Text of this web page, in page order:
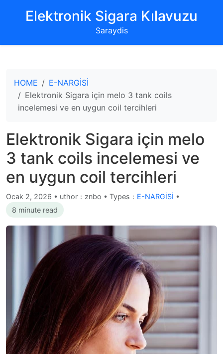
‌Elektronik Sigara Kılavuzu‌
Saraydis
HOME
E-NARGİSİ
Elektronik Sigara için melo 3 tank coils
incelemesi ve en uygun coil tercihleri
Elektronik Sigara için melo
3 tank coils incelemesi ve
en uygun coil tercihleri
Ocak 2, 2026 • uthor：znbo • Types： E-NARGİSİ •
8 minute read